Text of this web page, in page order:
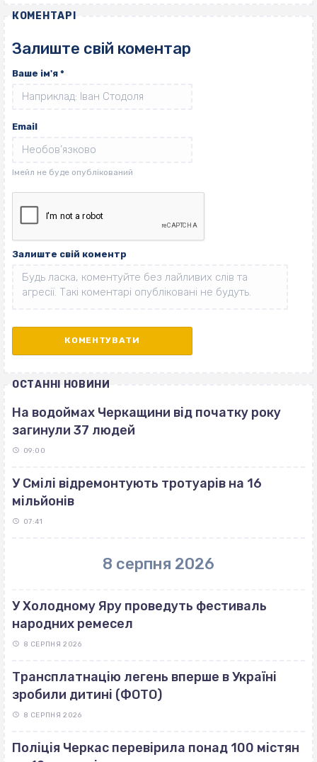
КОМЕНТАРІ
Залиште свій коментар
Ваше ім'я *
Email
Залиште свій коментр
ОСТАННІ НОВИНИ
На водоймах Черкащини від початку року
загинули 37 людей
09:00
У Смілі відремонтують тротуарів на 16
мільйонів
07:41
8 серпня 2026
У Холодному Яру проведуть фестиваль
народних ремесел
8 СЕРПНЯ 2026
Трансплатнацію легень вперше в Україні
зробили дитині (ФОТО)
8 СЕРПНЯ 2026
Поліція Черкас перевірила понад 100 містян